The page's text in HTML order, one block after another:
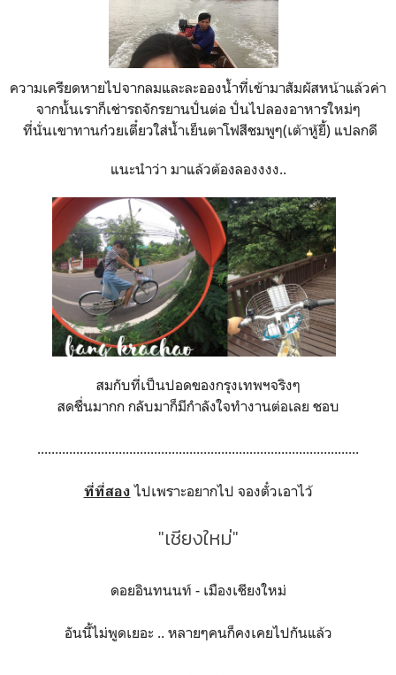
ความเครียดหายไปจากลมและละอองน้ำที่เข้ามาสัมผัสหน้าแล้วค่า
จากนั้นเราก็เช่ารถจักรยานปั่นต่อ ปั่นไปลองอาหารใหม่ๆ
ที่นั่นเขาทานก๋วยเตี๋ยวใส่น้ำเย็นตาโฟสีชมพูๆ(เต้าหู้ยี้) แปลกดี
แนะนำว่า มาแล้วต้องลองงงง..
สมกับที่เป็นปอดของกรุงเทพฯจริงๆ
สดชื่นมากก กลับมาก็มีกำลังใจทำงานต่อเลย ชอบ
...........................................................................................
ที่ที่สอง ไปเพราะอยากไป จองตั๋วเอาไว้
"เชียงใหม่"
ดอยอินทนนท์ - เมืองเชียงใหม่
อันนี้ไม่พูดเยอะ .. หลายๆคนก็คงเคยไปกันแล้ว